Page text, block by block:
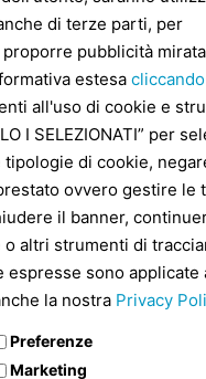
di terze parti, per
pubblicità
estesa
all'uso di cookie e
I SELEZIONATI” per
di cookie,
ovvero gestire le
il banner,
altri strumenti di
sono applicate
la nostra Privacy
Preferenze
Marketing